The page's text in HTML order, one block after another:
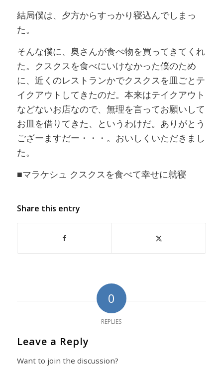
結局僕は、夕方からすっかり寝込んでしまっ
た。
そんな僕に、奥さんが食べ物を買ってきてくれ
た。クスクスを食べにいけなかった僕のため
に、近くのレストランかでクスクスを皿ごとテ
イクアウトしてきたのだ。本来はテイクアウト
などないお店なので、無理を言ってお願いして
お皿を借りてきた、というわけだ。ありがとう
ござーますだー・・・。おいしくいただきまし
た。
■マラケシュ クスクスを食べて幸せに就寝
Share this entry
0
REPLIES
Leave a Reply
Want to join the discussion?